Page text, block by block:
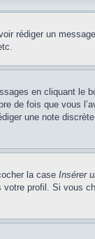
rédiger un
en cliquant le
de fois que vous
une note
la case Insérer
votre profil. Si vous